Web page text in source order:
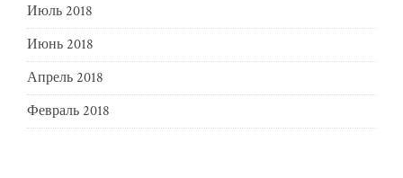
Июль 2018
Июнь 2018
Апрель 2018
Февраль 2018